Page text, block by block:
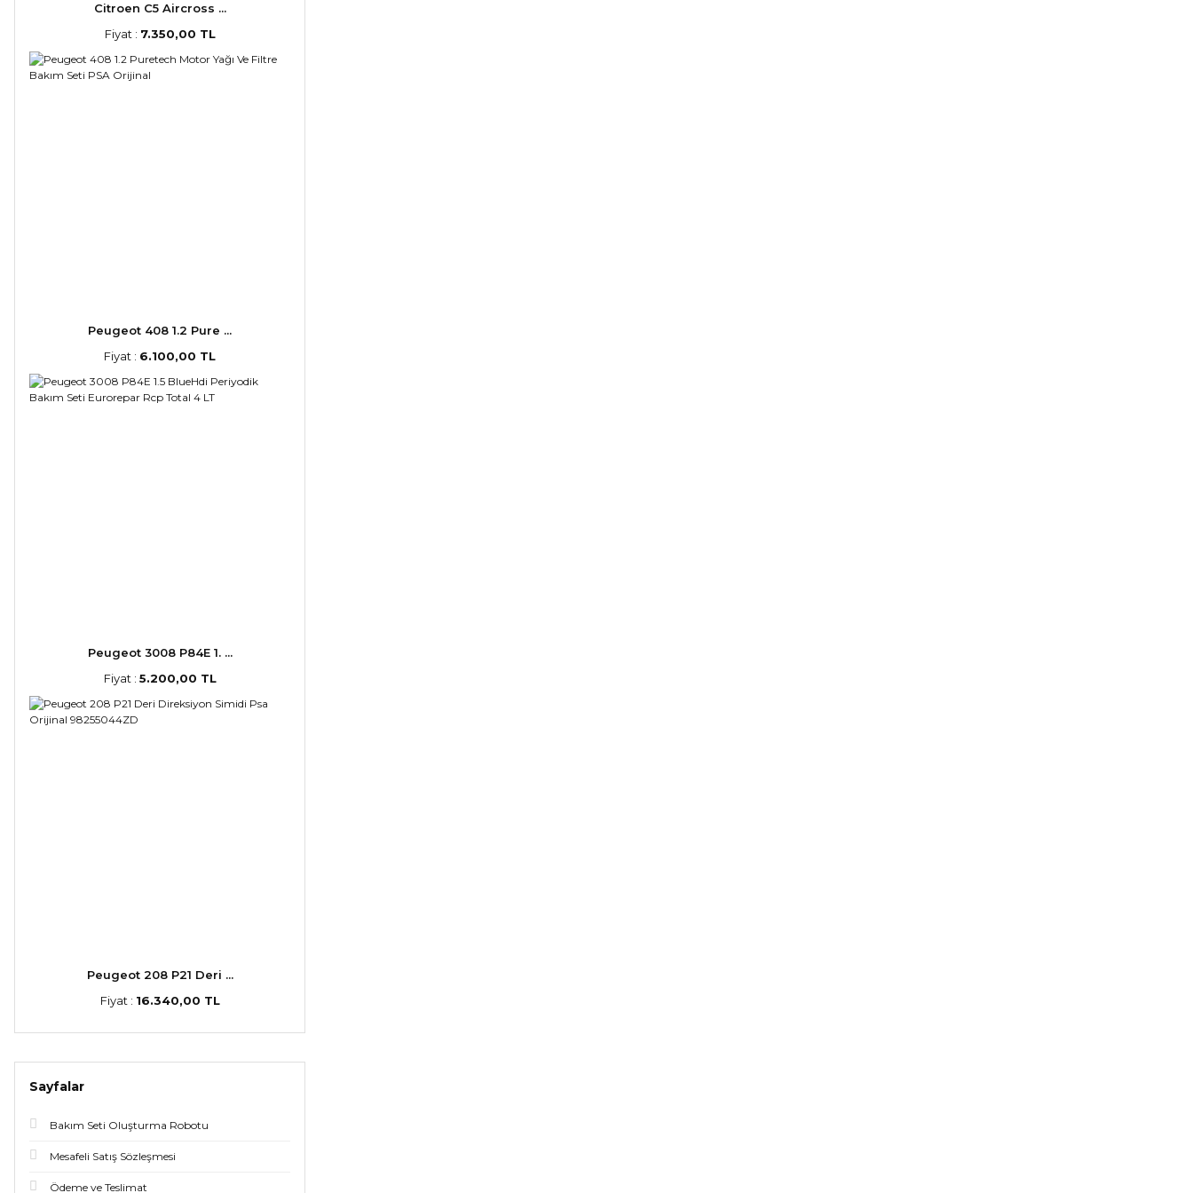
Citroen C5 Aircross ...
Fiyat : 7.350,00 TL
Peugeot 408 1.2 Pure ...
Fiyat : 6.100,00 TL
Peugeot 3008 P84E 1. ...
Fiyat : 5.200,00 TL
Peugeot 208 P21 Deri ...
Fiyat : 16.340,00 TL
Sayfalar
Bakım Seti Oluşturma Robotu
Mesafeli Satış Sözleşmesi
Ödeme ve Teslimat